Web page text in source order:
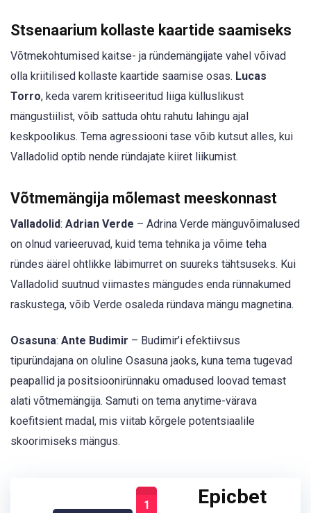
Stsenaarium kollaste kaartide saamiseks
Võtmekohtumised kaitse- ja ründemängijate vahel võivad
olla kriitilised kollaste kaartide saamise osas. Lucas
Torro, keda varem kritiseeritud liiga külluslikust
mängustiilist, võib sattuda ohtu rahutu lahingu ajal
keskpoolikus. Tema agressiooni tase võib kutsut alles, kui
Valladolid optib nende ründajate kiiret liikumist.
Võtmemängija mõlemast meeskonnast
Valladolid: Adrian Verde – Adrina Verde mänguvõimalused
on olnud varieeruvad, kuid tema tehnika ja võime teha
ründes äärel ohtlikke läbimurret on suureks tähtsuseks. Kui
Valladolid suutnud viimastes mängudes enda rünnakumed
raskustega, võib Verde osaleda ründava mängu magnetina.
Osasuna: Ante Budimir – Budimir’i efektiivsus
tipuründajana on oluline Osasuna jaoks, kuna tema tugevad
peapallid ja positsioonirünnaku omadused loovad temast
alati võtmemängija. Samuti on tema anytime-värava
koefitsient madal, mis viitab kõrgele potentsiaalile
skoorimiseks mängus.
1 Epicbet